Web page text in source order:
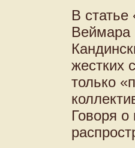
В
Веймара
жестких
только
Говоря о